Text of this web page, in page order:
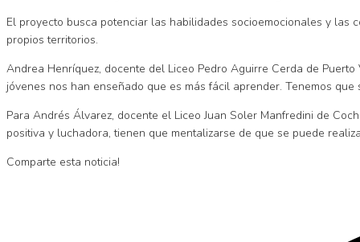
El proyecto busca potenciar las habilidades socioemocionales y las
propios territorios.
Andrea Henríquez, docente del Liceo Pedro Aguirre Cerda de
jóvenes nos han enseñado que es más fácil aprender. Tenemos
Para Andrés Álvarez, docente el Liceo Juan Soler Manfredini de
positiva y luchadora, tienen que mentalizarse de que se puede
Comparte esta noticia!